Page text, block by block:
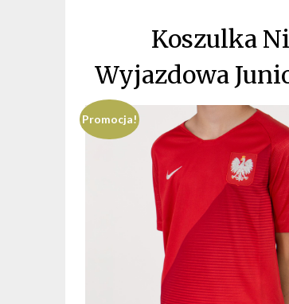
Koszulka
Wyjazdowa
Promocja!